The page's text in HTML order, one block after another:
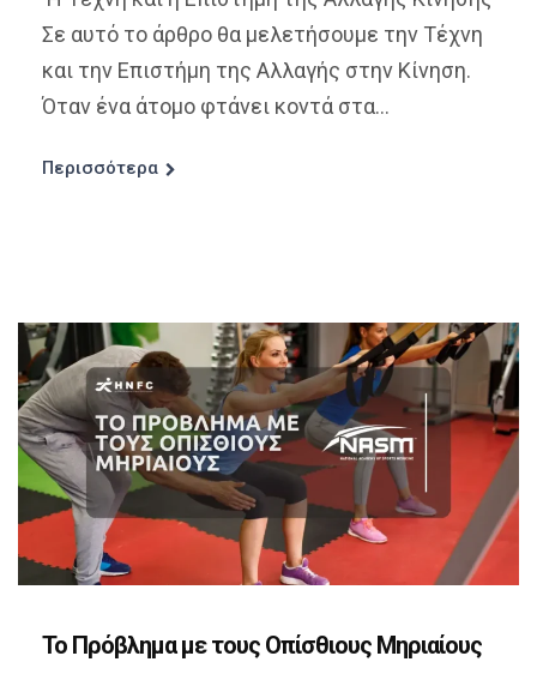
Σε αυτό το άρθρο θα μελετήσουμε την Τέχνη
και την Επιστήμη της Αλλαγής στην Κίνηση.
Όταν ένα άτομο φτάνει κοντά στα...
Περισσότερα
Το Πρόβλημα με τους Οπίσθιους Μηριαίους